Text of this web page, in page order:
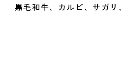
黒毛和牛、カルビ、サガ